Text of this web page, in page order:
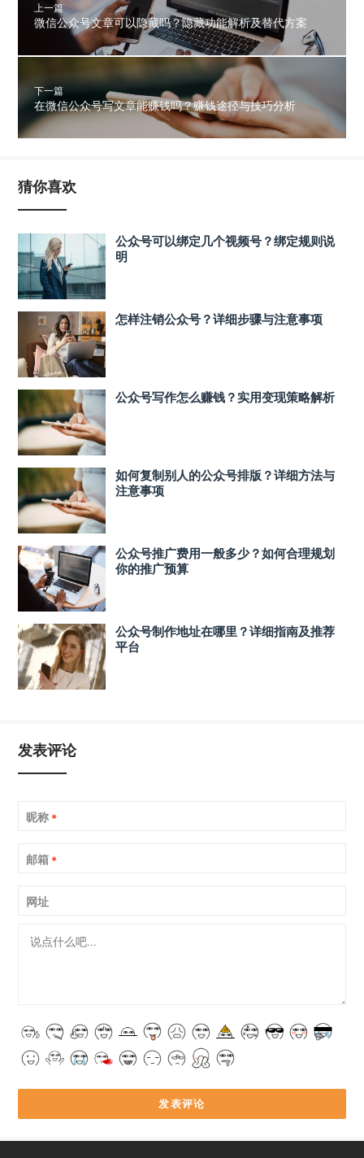
上一篇
微信公众号文章可以隐藏吗？隐藏功能解析及替代方案
下一篇
在微信公众号写文章能赚钱吗？赚钱途径与技巧分析
猜你喜欢
公众号可以绑定几个视频号？绑定规则说
明
怎样注销公众号？详细步骤与注意事项
公众号写作怎么赚钱？实用变现策略解析
如何复制别人的公众号排版？详细方法与
注意事项
公众号推广费用一般多少？如何合理规划
你的推广预算
公众号制作地址在哪里？详细指南及推荐
平台
发表评论
昵称 *
邮箱 *
网址